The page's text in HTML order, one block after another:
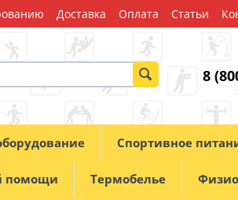
Доставка Оплата Статьи
8
Спортивное
помощи Термобелье